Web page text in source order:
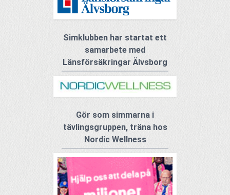
Simklubben har startat ett
samarbete med
Länsförsäkringar Älvsborg
Gör som simmarna i
tävlingsgruppen, träna hos
Nordic Wellness